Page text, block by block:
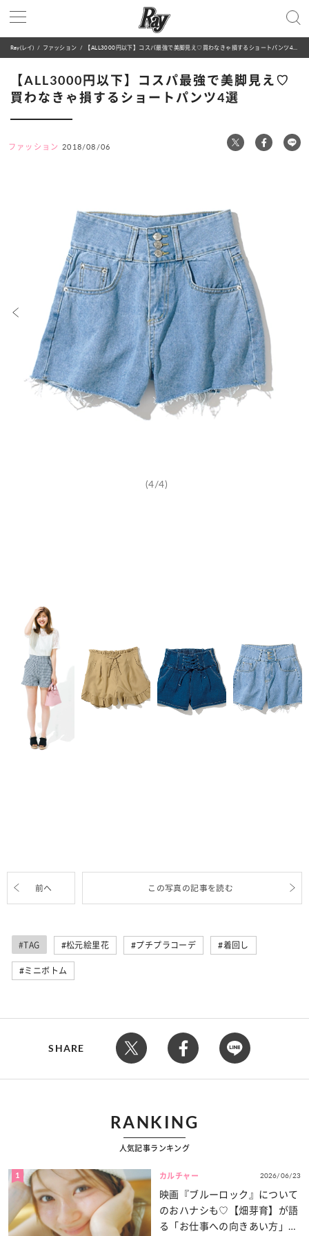
Ray(レイ) ファッション 【ALL3000円以下】コスパ最強で美脚見え♡買わなきゃ損するショートパンツ4選
【ALL3000円以下】コスパ最強で美脚見え♡
買わなきゃ損するショートパンツ4選
ファッション 2018/08/06
(4/4)
前へ この写真の記事を読む
#TAG 松元絵里花 プチプラコーデ 着回し
ミニボトム
SHARE
RANKING
人気記事ランキング
1 カルチャー 2026/06/23
映画『ブルーロック』について
のおハナシも♡【畑芽育】が語
る「お仕事への向きあい方」と